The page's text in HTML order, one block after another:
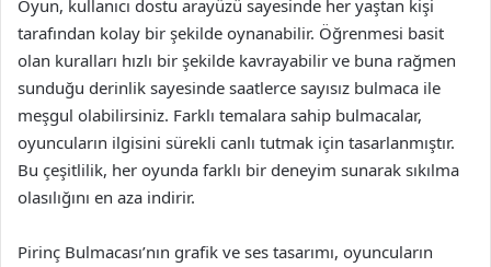
Oyun, kullanıcı dostu arayüzü sayesinde her yaştan kişi
tarafından kolay bir şekilde oynanabilir. Öğrenmesi basit
olan kuralları hızlı bir şekilde kavrayabilir ve buna rağmen
sunduğu derinlik sayesinde saatlerce sayısız bulmaca ile
meşgul olabilirsiniz. Farklı temalara sahip bulmacalar,
oyuncuların ilgisini sürekli canlı tutmak için tasarlanmıştır.
Bu çeşitlilik, her oyunda farklı bir deneyim sunarak sıkılma
olasılığını en aza indirir.
Pirinç Bulmacası’nın grafik ve ses tasarımı, oyuncuların